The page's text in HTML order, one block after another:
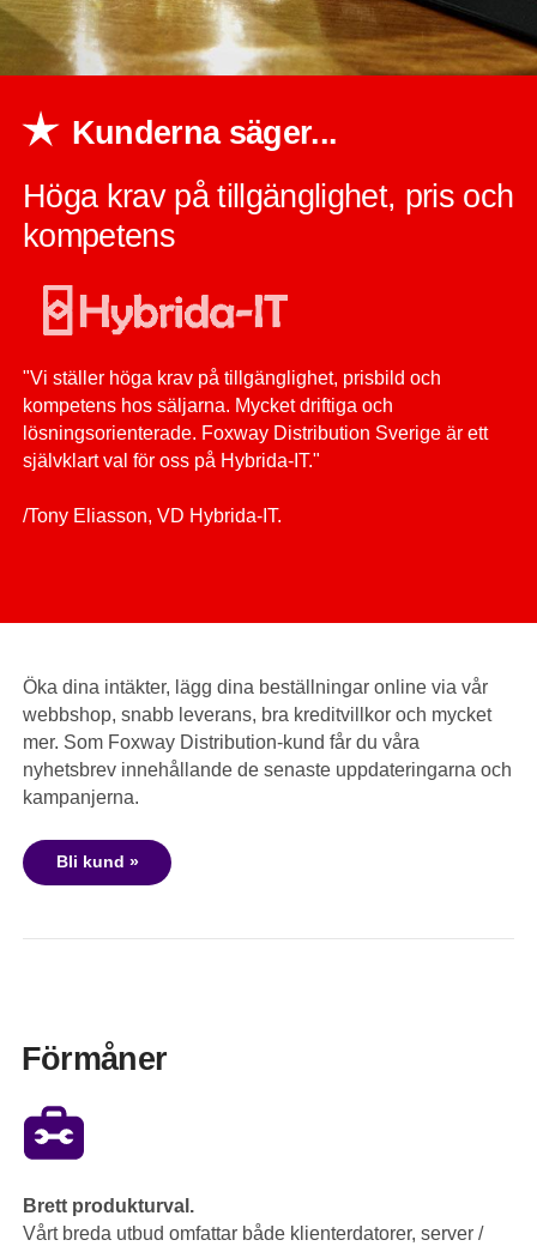
Kunderna säger...
Höga krav på tillgänglighet, pris och
kompetens
"Vi ställer höga krav på tillgänglighet, prisbild och
kompetens hos säljarna. Mycket driftiga och
lösningsorienterade. Foxway Distribution Sverige är ett
självklart val för oss på Hybrida-IT."
/Tony Eliasson, VD Hybrida-IT.
Öka dina intäkter, lägg dina beställningar online via vår
webbshop, snabb leverans, bra kreditvillkor och mycket
mer. Som Foxway Distribution-kund får du våra
nyhetsbrev innehållande de senaste uppdateringarna och
kampanjerna.
Bli kund »
Förmåner
Brett produkturval.
Vårt breda utbud omfattar både klienterdatorer, server /